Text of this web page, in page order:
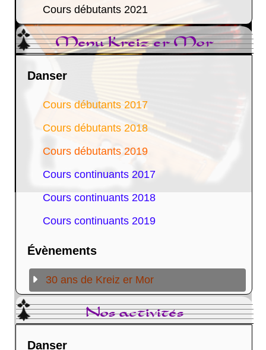
Cours débutants 2021
Menu Kreiz er Mor
Danser
Cours débutants 2017
Cours débutants 2018
Cours débutants 2019
Cours continuants 2017
Cours continuants 2018
Cours continuants 2019
Évènements
30 ans de Kreiz er Mor
Nos activités
Danser